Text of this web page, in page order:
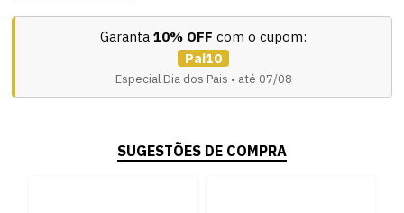
Garanta 10% OFF com o cupom:
Pai10
Especial Dia dos Pais • até 07/08
SUGESTÕES DE COMPRA